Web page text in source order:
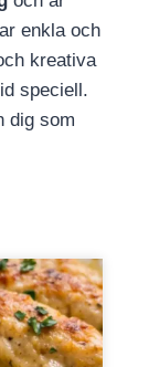
enkla och
kreativa
speciell.
dig som